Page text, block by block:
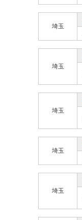
埼玉
埼玉
埼玉
埼玉
埼玉